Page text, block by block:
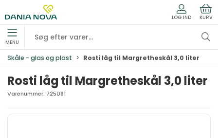
LOG IND KURV
MENU
Skåle - glas og plast Rosti låg til Margretheskål 3,0 liter
Rosti låg til Margretheskål 3,0 liter
Varenummer: 725061